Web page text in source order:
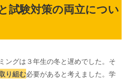
試験対策の両立につい
ングは３年生の冬と遅めでした。そ
り組む必要があると考えました。学